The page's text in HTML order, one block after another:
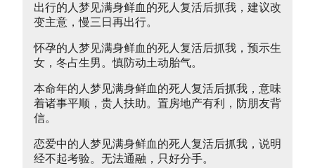
出行的人梦见满身鲜血的死人复活后抓我，建议改
变主意，慢三日再出行。
怀孕的人梦见满身鲜血的死人复活后抓我，预示生
女，冬占生男。慎防动土动胎气。
本命年的人梦见满身鲜血的死人复活后抓我，意味
着诸事平顺，贵人扶助。置房地产有利，防朋友背
信。
恋爱中的人梦见满身鲜血的死人复活后抓我，说明
经不起考验。无法通融，只好分手。